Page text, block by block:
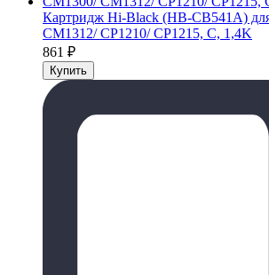
Картридж Hi-Black (HB-CB541A)
CM1312/ CP1210/ CP1215, C, 1,4K
861 ₽